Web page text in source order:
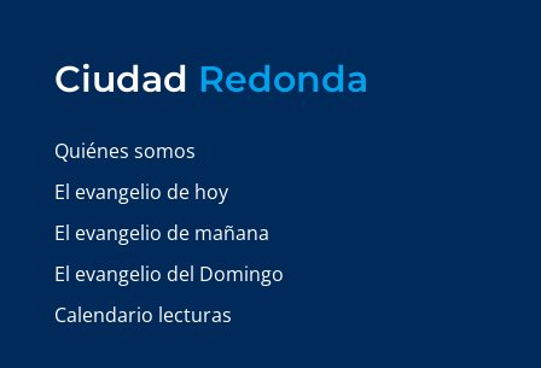
Ciudad Redonda
Quiénes somos
El evangelio de hoy
El evangelio de mañana
El evangelio del Domingo
Calendario lecturas